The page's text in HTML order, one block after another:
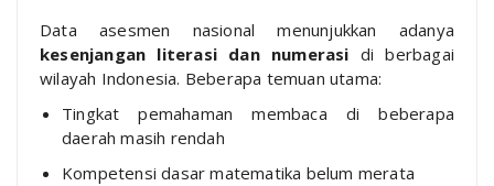
Data asesmen nasional menunjukkan adanya
kesenjangan literasi dan numerasi di berbagai
wilayah Indonesia. Beberapa temuan utama:
Tingkat pemahaman membaca di beberapa
daerah masih rendah
Kompetensi dasar matematika belum merata